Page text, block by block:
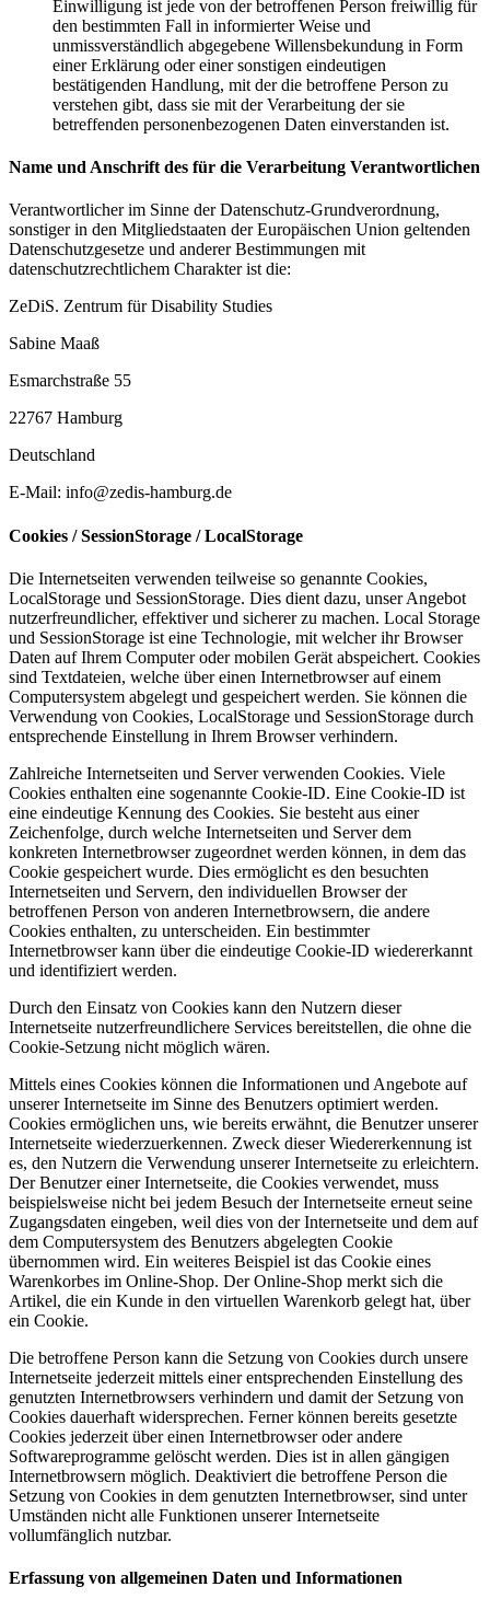
Einwilligung ist jede von der betroffenen Person freiwillig für
den bestimmten Fall in informierter Weise und
unmissverständlich abgegebene Willensbekundung in Form
einer Erklärung oder einer sonstigen eindeutigen
bestätigenden Handlung, mit der die betroffene Person zu
verstehen gibt, dass sie mit der Verarbeitung der sie
betreffenden personenbezogenen Daten einverstanden ist.
Name und Anschrift des für die Verarbeitung Verantwortlichen
Verantwortlicher im Sinne der Datenschutz-Grundverordnung,
sonstiger in den Mitgliedstaaten der Europäischen Union geltenden
Datenschutzgesetze und anderer Bestimmungen mit
datenschutzrechtlichem Charakter ist die:
ZeDiS. Zentrum für Disability Studies
Sabine Maaß
Esmarchstraße 55
22767 Hamburg
Deutschland
E-Mail: info@zedis-hamburg.de
Cookies / SessionStorage / LocalStorage
Die Internetseiten verwenden teilweise so genannte Cookies,
LocalStorage und SessionStorage. Dies dient dazu, unser Angebot
nutzerfreundlicher, effektiver und sicherer zu machen. Local Storage
und SessionStorage ist eine Technologie, mit welcher ihr Browser
Daten auf Ihrem Computer oder mobilen Gerät abspeichert. Cookies
sind Textdateien, welche über einen Internetbrowser auf einem
Computersystem abgelegt und gespeichert werden. Sie können die
Verwendung von Cookies, LocalStorage und SessionStorage durch
entsprechende Einstellung in Ihrem Browser verhindern.
Zahlreiche Internetseiten und Server verwenden Cookies. Viele
Cookies enthalten eine sogenannte Cookie-ID. Eine Cookie-ID ist
eine eindeutige Kennung des Cookies. Sie besteht aus einer
Zeichenfolge, durch welche Internetseiten und Server dem
konkreten Internetbrowser zugeordnet werden können, in dem das
Cookie gespeichert wurde. Dies ermöglicht es den besuchten
Internetseiten und Servern, den individuellen Browser der
betroffenen Person von anderen Internetbrowsern, die andere
Cookies enthalten, zu unterscheiden. Ein bestimmter
Internetbrowser kann über die eindeutige Cookie-ID wiedererkannt
und identifiziert werden.
Durch den Einsatz von Cookies kann den Nutzern dieser
Internetseite nutzerfreundlichere Services bereitstellen, die ohne die
Cookie-Setzung nicht möglich wären.
Mittels eines Cookies können die Informationen und Angebote auf
unserer Internetseite im Sinne des Benutzers optimiert werden.
Cookies ermöglichen uns, wie bereits erwähnt, die Benutzer unserer
Internetseite wiederzuerkennen. Zweck dieser Wiedererkennung ist
es, den Nutzern die Verwendung unserer Internetseite zu erleichtern.
Der Benutzer einer Internetseite, die Cookies verwendet, muss
beispielsweise nicht bei jedem Besuch der Internetseite erneut seine
Zugangsdaten eingeben, weil dies von der Internetseite und dem auf
dem Computersystem des Benutzers abgelegten Cookie
übernommen wird. Ein weiteres Beispiel ist das Cookie eines
Warenkorbes im Online-Shop. Der Online-Shop merkt sich die
Artikel, die ein Kunde in den virtuellen Warenkorb gelegt hat, über
ein Cookie.
Die betroffene Person kann die Setzung von Cookies durch unsere
Internetseite jederzeit mittels einer entsprechenden Einstellung des
genutzten Internetbrowsers verhindern und damit der Setzung von
Cookies dauerhaft widersprechen. Ferner können bereits gesetzte
Cookies jederzeit über einen Internetbrowser oder andere
Softwareprogramme gelöscht werden. Dies ist in allen gängigen
Internetbrowsern möglich. Deaktiviert die betroffene Person die
Setzung von Cookies in dem genutzten Internetbrowser, sind unter
Umständen nicht alle Funktionen unserer Internetseite
vollumfänglich nutzbar.
Erfassung von allgemeinen Daten und Informationen